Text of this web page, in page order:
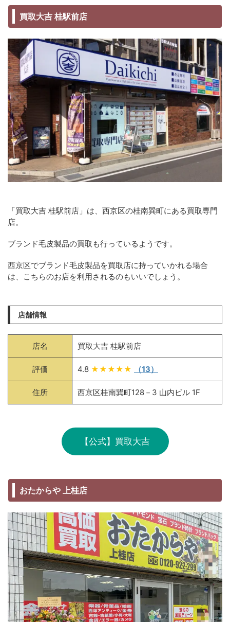
買取大吉 桂駅前店
「買取大吉 桂駅前店」は、西京区の桂南巽町にある買取専門
店。
ブランド毛皮製品の買取も行っているようです。
西京区でブランド毛皮製品を買取店に持っていかれる場合
は、こちらのお店を利用されるのもいいでしょう。
店舗情報
店名 買取大吉 桂駅前店
評価 4.8 ★★★★★ （13）
住所 西京区桂南巽町128－3 山内ビル 1F
【公式】買取大吉
おたからや 上桂店